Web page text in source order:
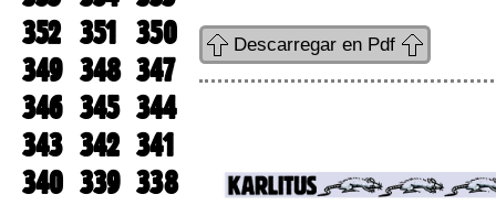
352 351 350
349 348 347
346 345 344
343 342 341
340 339 338
Descarregar en Pdf